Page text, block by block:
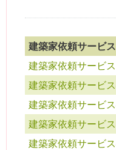
建築家依頼サービ
建築家依頼サービ
建築家依頼サービ
建築家依頼サービ
建築家依頼サービ
建築家依頼サービ